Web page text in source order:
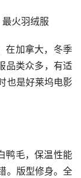
火羽绒服
加拿大，冬季
品类众多，有适
也是好莱坞电影
毛，保温性能
。版型修身。全